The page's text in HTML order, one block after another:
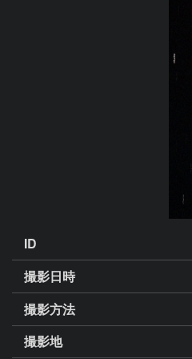
ID
撮影日時
撮影方法
撮影地